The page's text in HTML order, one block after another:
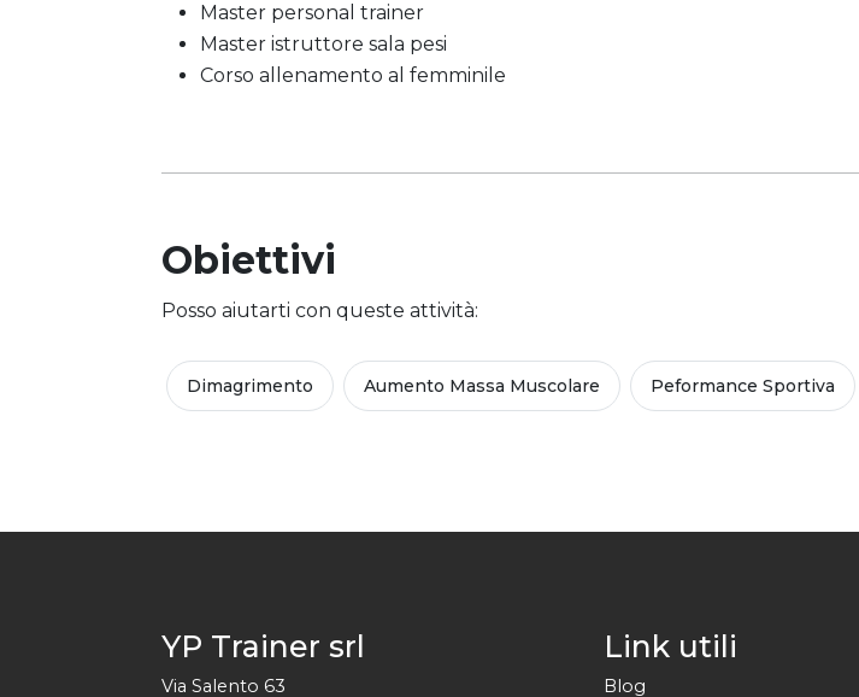
Master personal trainer
Master istruttore sala pesi
Corso allenamento al femminile
Obiettivi
Posso aiutarti con queste attività:
Dimagrimento Aumento Massa Muscolare Peformance Sportiva
YP Trainer srl
Via Salento 63
Link utili
Blog